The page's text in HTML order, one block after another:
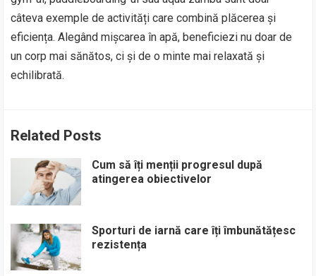
câteva exemple de activități care combină plăcerea și
eficiența. Alegând mișcarea în apă, beneficiezi nu doar de
un corp mai sănătos, ci și de o minte mai relaxată și
echilibrată.
Related Posts
Cum să îți menții progresul după
atingerea obiectivelor
Sporturi de iarnă care îți îmbunătățesc
rezistența